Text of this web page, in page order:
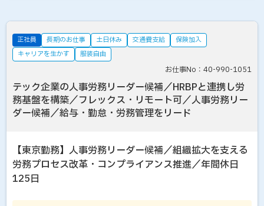
正社員 長期のお仕事 土日休み 交通費支給
保険加入
キャリアを生かす
服装自由
お仕事No：40-990-1051
テック企業の人事労務リーダー候補／HRBPと連携し労
務基盤を構築／フレックス・リモート可／人事労務リー
ダー候補／給与・勤怠・労務管理をリード
【東京勤務】人事労務リーダー候補／組織拡大を支える
労務プロセス改革・コンプライアンス推進／年間休日
125日